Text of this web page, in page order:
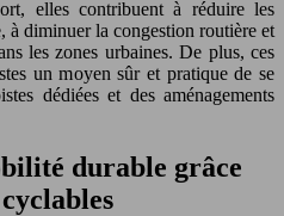
elles contribuent à réduire les
à diminuer la congestion routière et
les zones urbaines. De plus, ces
un moyen sûr et pratique de se
dédiées et des aménagements
durable grâce